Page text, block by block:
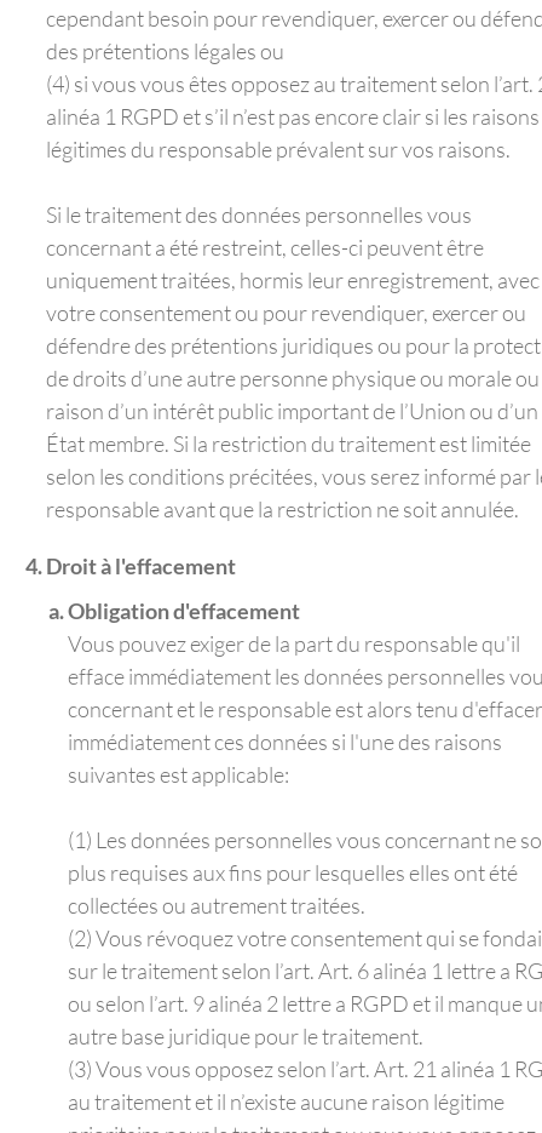
cependant besoin pour revendiquer, exercer ou
des prétentions légales ou
(4) si vous vous êtes opposez au traitement selon l’art.
alinéa 1 RGPD et s’il n’est pas encore clair si les raisons
légitimes du responsable prévalent sur vos raisons.
Si le traitement des données personnelles vous
concernant a été restreint, celles-ci peuvent être
uniquement traitées, hormis leur enregistrement, avec
votre consentement ou pour revendiquer, exercer ou
défendre des prétentions juridiques ou pour la
de droits d’une autre personne physique ou morale
raison d’un intérêt public important de l’Union ou d’un
État membre. Si la restriction du traitement est limitée
selon les conditions précitées, vous serez informé par
responsable avant que la restriction ne soit annulée.
Droit à l'effacement
Obligation d'effacement
Vous pouvez exiger de la part du responsable qu'il
efface immédiatement les données personnelles
concernant et le responsable est alors tenu d'effacer
immédiatement ces données si l'une des raisons
suivantes est applicable:
(1) Les données personnelles vous concernant ne
plus requises aux fins pour lesquelles elles ont été
collectées ou autrement traitées.
(2) Vous révoquez votre consentement qui se
sur le traitement selon l’art. Art. 6 alinéa 1 lettre a
ou selon l’art. 9 alinéa 2 lettre a RGPD et il manque
autre base juridique pour le traitement.
(3) Vous vous opposez selon l’art. Art. 21 alinéa 1
au traitement et il n’existe aucune raison légitime